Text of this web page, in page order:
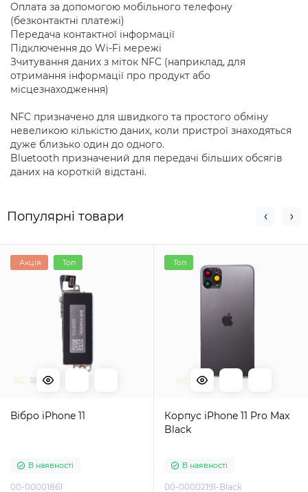
Оплата за допомогою мобільного телефону
(безконтактні платежі)
Передача контактної інформації
Підключення до Wi-Fi мережі
Зчитування даних з міток NFC (наприклад, для
отримання інформації про продукт або
місцезнаходження)
NFC призначено для швидкого та простого обміну
невеликою кількістю даних, коли пристрої знаходяться
дуже близько один до одного.
Bluetooth призначений для передачі більших обсягів
даних на короткій відстані.
Популярні товари
Акція Топ
Вібро iPhone 11
В наявності
00-00001861
Топ
Корпус iPhone 11 Pro Max
Black
В наявності
00-00002191-Black